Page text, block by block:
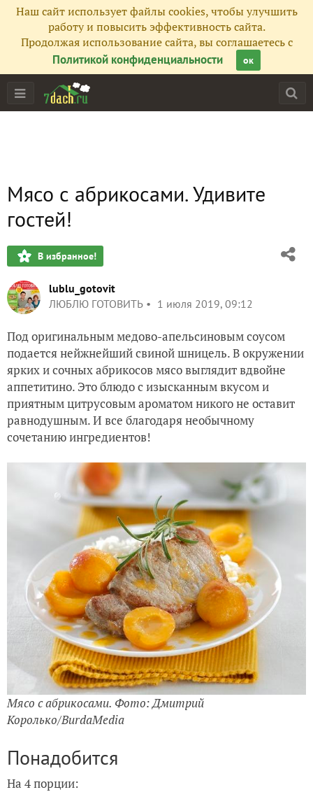
Наш сайт использует файлы cookies, чтобы улучшить
работу и повысить эффективность сайта.
Продолжая использование сайта, вы соглашаетесь с
Политикой конфиденциальности
ок
Мясо с абрикосами. Удивите
гостей!
В избранное!
lublu_gotovit
ЛЮБЛЮ ГОТОВИТЬ
1 июля 2019, 09:12
Под оригинальным медово-апельсиновым соусом
подается нейжнейший свиной шницель. В окружении
ярких и сочных абрикосов мясо выглядит вдвойне
аппетитино. Это блюдо с изысканным вкусом и
приятным цитрусовым ароматом никого не оставит
равнодушным. И все благодаря необычному
сочетанию ингредиентов!
Мясо с абрикосами. Фото: Дмитрий
Королько/BurdaMedia
Понадобится
На 4 порции: